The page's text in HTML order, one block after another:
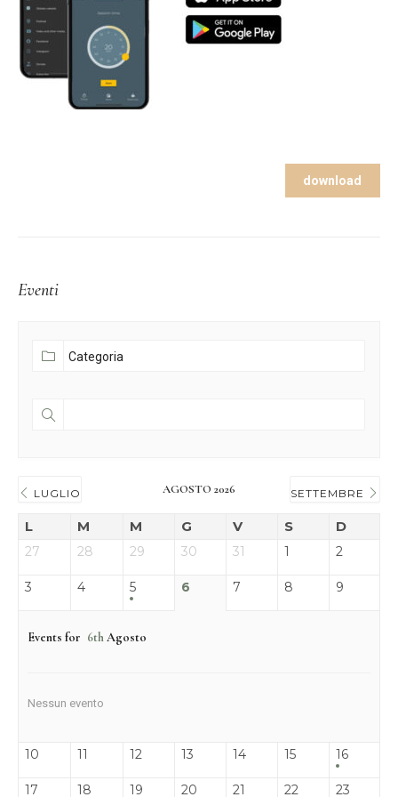
download
Eventi
LUGLIO AGOSTO 2026 SETTEMBRE
L M M G V S D
27 28 29 30 31 1 2
3 4 5 6 7 8 9
Events for 6thAgosto
Nessun evento
10 11 12 13 14 15 16
17 18 19 20 21 22 23